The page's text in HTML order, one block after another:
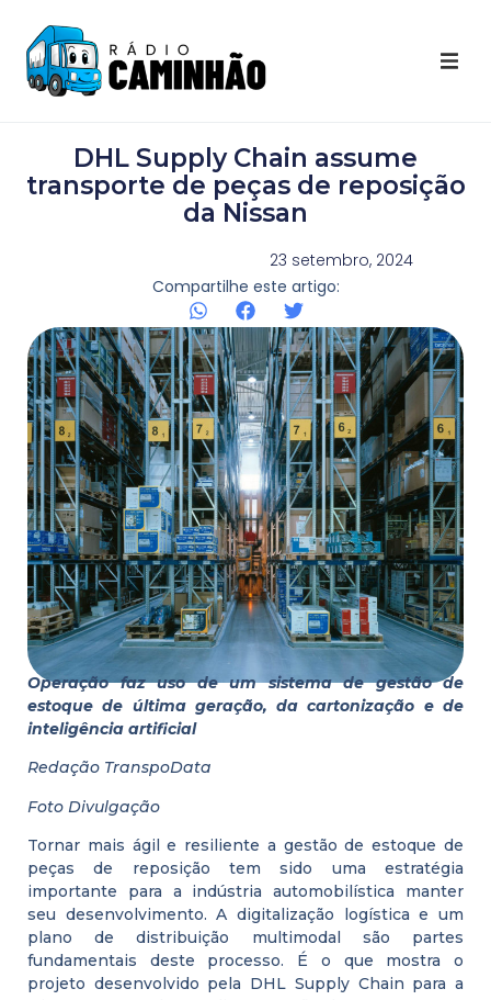
Destaques Youtube
Galeria de Fotos
Agenda
Contato
DHL Supply Chain assume
transporte de peças de reposição
da Nissan
23 setembro, 2024
Compartilhe este artigo:
Operação faz uso de um sistema de gestão de
estoque de última geração, da cartonização e de
inteligência artificial
Redação TranspoData
Foto Divulgação
Tornar mais ágil e resiliente a gestão de estoque de
peças de reposição tem sido uma estratégia
importante para a indústria automobilística manter
seu desenvolvimento. A digitalização logística e um
plano de distribuição multimodal são partes
fundamentais deste processo. É o que mostra o
projeto desenvolvido pela DHL Supply Chain para a